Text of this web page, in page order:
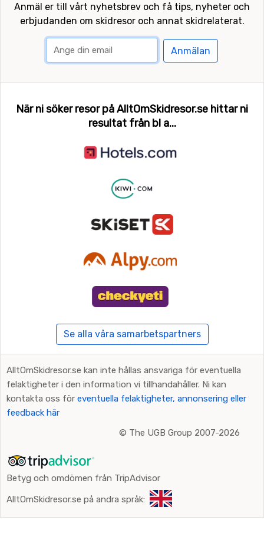
Anmäl er till vårt nyhetsbrev och få tips, nyheter och
erbjudanden om skidresor och annat skidrelaterat.
Anmälan
När ni söker resor på AlltOmSkidresor.se hittar ni
resultat från bl a...
Se alla våra samarbetspartners
AlltOmSkidresor.se kan inte hållas ansvariga för eventuella
felaktigheter i den information vi tillhandahåller. Ni kan
kontakta oss för eventuella felaktigheter, annonsering eller
feedback här
© The UGB Group 2007-2026
Betyg och omdömen från TripAdvisor
AlltOmSkidresor.se på andra språk: